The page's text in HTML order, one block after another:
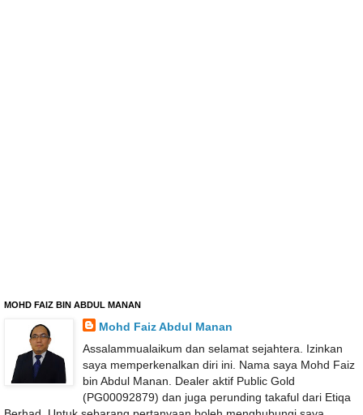
MOHD FAIZ BIN ABDUL MANAN
Mohd Faiz Abdul Manan
Assalammualaikum dan selamat sejahtera. Izinkan
saya memperkenalkan diri ini. Nama saya Mohd Faiz
bin Abdul Manan. Dealer aktif Public Gold
(PG00092879) dan juga perunding takaful dari Etiqa